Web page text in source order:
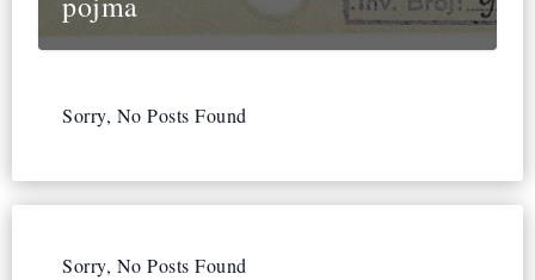
Sorry, No Posts Found
Sorry, No Posts Found